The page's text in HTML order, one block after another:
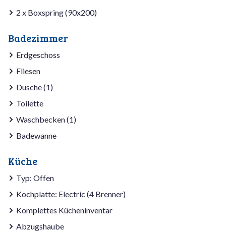
2 x Boxspring (90x200)
Badezimmer
Erdgeschoss
Fliesen
Dusche (1)
Toilette
Waschbecken (1)
Badewanne
Küche
Typ: Offen
Kochplatte: Electric (4 Brenner)
Komplettes Kücheninventar
Abzugshaube